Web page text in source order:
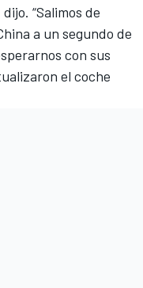
“Salimos de
a un segundo de
con sus
el coche